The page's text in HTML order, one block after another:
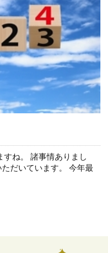
ね。 諸事情ありまし
だいています。 今年最